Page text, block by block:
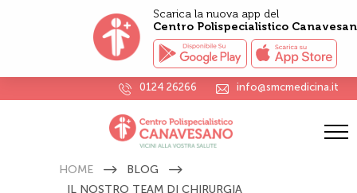
0124 26266 info@smcmedicina.it
Il nostro team di Chirurgia
Senologica
HOME
BLOG
IL NOSTRO TEAM DI CHIRURGIA
Scarica la nuova app del
Centro Polispecialistico